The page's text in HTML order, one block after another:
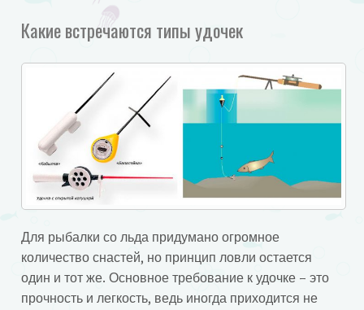
Какие встречаются типы удочек
Для рыбалки со льда придумано огромное
количество снастей, но принцип ловли остается
один и тот же. Основное требование к удочке – это
прочность и легкость, ведь иногда приходится не